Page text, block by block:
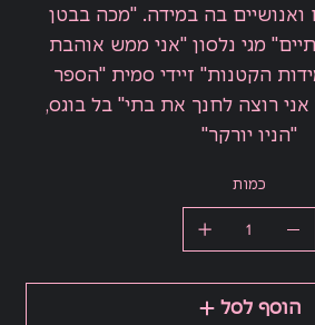
ואנושיים בה במידה. "מכה בבטן
מגי נלסון "אני ממש אוהבת
הקטנות" זיידי סמית "הספר
אני רוצה לחנך את בתי" בל בוגס,
"הניו יורקר"
כמות
הוסף לסל